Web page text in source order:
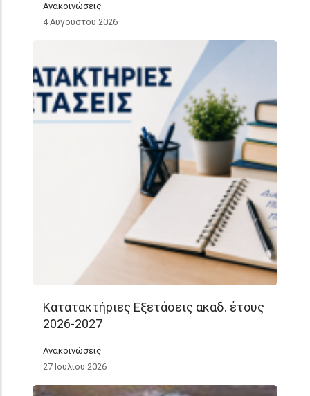
Ανακοινώσεις
4 Αυγούστου 2026
Κατατακτήριες Εξετάσεις ακαδ. έτους
2026-2027
Ανακοινώσεις
27 Ιουλίου 2026